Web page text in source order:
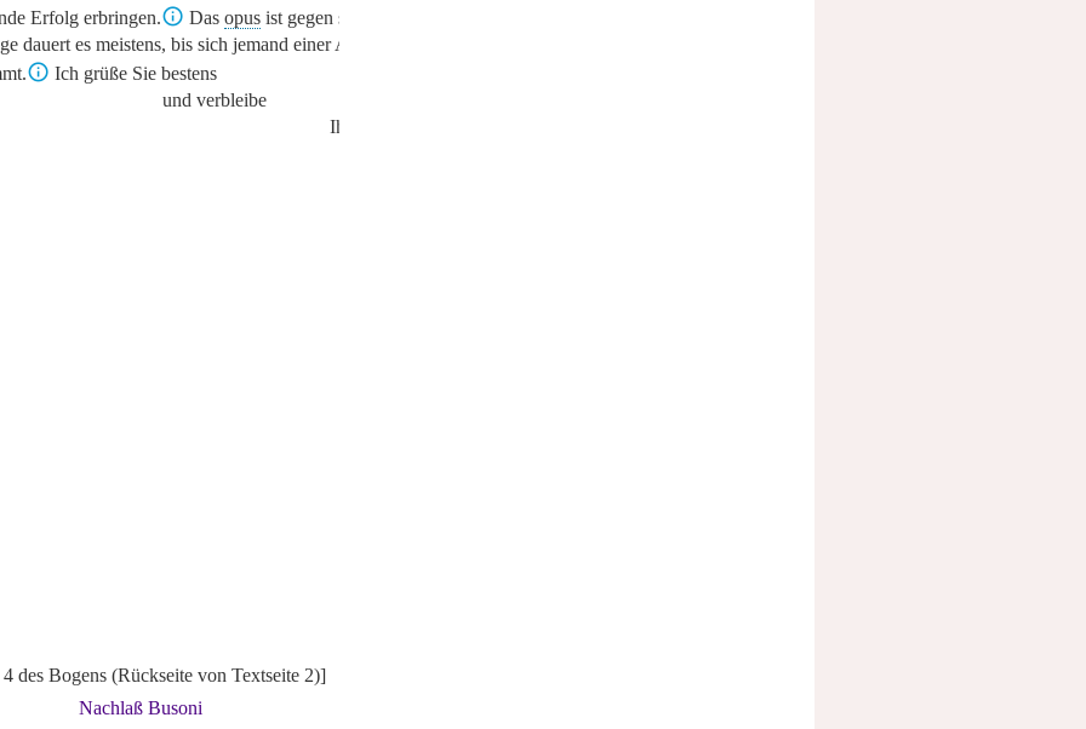
Erfolg erbringen.
Das opus ist gegen sieben Jahre alt,
dauert es meistens, bis sich jemand einer Arbeit von mir
Ich grüße Sie bestens
und verbleibe
Ihr ganz ergebener
des Bogens (Rückseite von Textseite 2)]
Nachlaß Busoni